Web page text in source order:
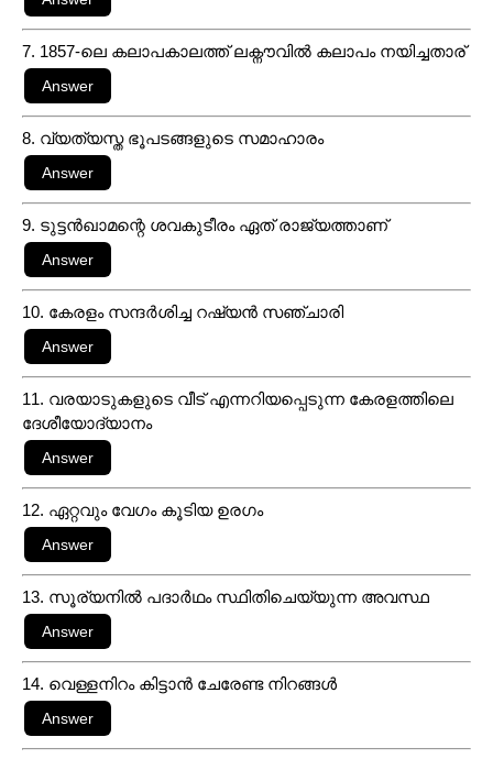
7. 1857-ലെ കലാപകാലത്ത് ലക്നൗവിൽ കലാപം നയിച്ചതാര്
8. വ്യത്യസ്ത ഭൂപടങ്ങളുടെ സമാഹാരം
9. ടുട്ടൻഖാമന്റെ ശവകുടീരം ഏത് രാജ്യത്താണ്
10. കേരളം സന്ദർശിച്ച റഷ്യൻ സഞ്ചാരി
11. വരയാടുകളുടെ വീട് എന്നറിയപ്പെടുന്ന കേരളത്തിലെ
ദേശീയോദ്യാനം
12. ഏറ്റവും വേഗം കൂടിയ ഉരഗം
13. സൂര്യനിൽ പദാർഥം സ്ഥിതിചെയ്യുന്ന അവസ്ഥ
14. വെള്ളനിറം കിട്ടാൻ ചേരേണ്ട നിറങ്ങൾ